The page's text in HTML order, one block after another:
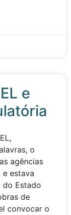
e
o
agências
e estava
do Estado
de
convocar o